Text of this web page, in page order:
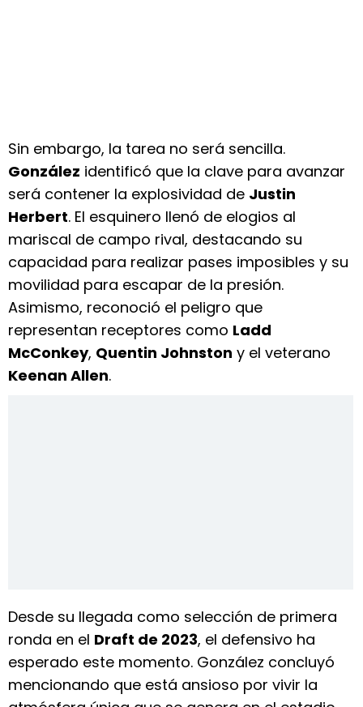
Sin embargo, la tarea no será sencilla.
González identificó que la clave para avanzar
será contener la explosividad de Justin
Herbert. El esquinero llenó de elogios al
mariscal de campo rival, destacando su
capacidad para realizar pases imposibles y su
movilidad para escapar de la presión.
Asimismo, reconoció el peligro que
representan receptores como Ladd
McConkey, Quentin Johnston y el veterano
Keenan Allen.
Desde su llegada como selección de primera
ronda en el Draft de 2023, el defensivo ha
esperado este momento. González concluyó
mencionando que está ansioso por vivir la